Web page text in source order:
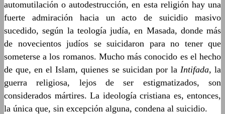
automutilación o autodestrucción, en esta religión hay una
fuerte admiración hacia un acto de suicidio masivo
sucedido, según la teología judía, en Masada, donde más
de novecientos judíos se suicidaron para no tener que
someterse a los romanos. Mucho más conocido es el hecho
de que, en el Islam, quienes se suicidan por la Intifada, la
guerra religiosa, lejos de ser estigmatizados, son
considerados mártires. La ideología cristiana es, entonces,
la única que, sin excepción alguna, condena al suicidio.